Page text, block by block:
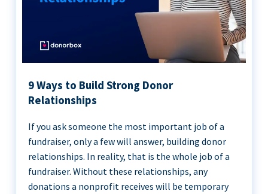
9 Ways to Build Strong Donor
Relationships
If you ask someone the most important job of a
fundraiser, only a few will answer, building donor
relationships. In reality, that is the whole job of a
fundraiser. Without these relationships, any
donations a nonprofit receives will be temporary